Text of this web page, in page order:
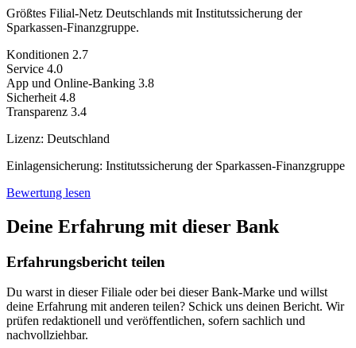
Größtes Filial-Netz Deutschlands mit Institutssicherung der
Sparkassen-Finanzgruppe.
Konditionen 2.7
Service 4.0
App und Online-Banking 3.8
Sicherheit 4.8
Transparenz 3.4
Lizenz: Deutschland
Einlagensicherung: Institutssicherung der Sparkassen-Finanzgruppe
Bewertung lesen
Deine Erfahrung mit dieser Bank
Erfahrungsbericht teilen
Du warst in dieser Filiale oder bei dieser Bank-Marke und willst
deine Erfahrung mit anderen teilen? Schick uns deinen Bericht. Wir
prüfen redaktionell und veröffentlichen, sofern sachlich und
nachvollziehbar.